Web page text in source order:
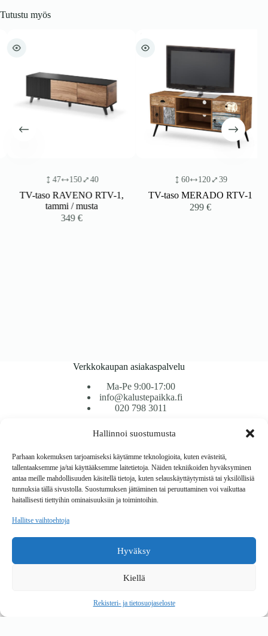
Hallinnoi suostumusta
Parhaan kokemuksen tarjoamiseksi käytämme teknologioita, kuten evästeitä,
tallentaaksemme ja/tai käyttääksemme laitetietoja. Näiden tekniikoiden hyväksyminen
antaa meille mahdollisuuden käsitellä tietoja, kuten selauskäyttäytymistä tai yksilöllisiä
tunnuksia tällä sivustolla. Suostumuksen jättäminen tai peruuttaminen voi vaikuttaa
haitallisesti tiettyihin ominaisuuksiin ja toimintoihin.
Hallitse vaihtoehtoja
Hyväksy
Kiellä
Rekisteri- ja tietosuojaseloste
Tutustu myös
47 150 40
TV-taso RAVENO RTV-1,
tammi / musta
349€
60 120 39
TV-taso MERADO RTV-1
299€
Verkkokaupan asiakaspalvelu
Ma-Pe 9:00-17:00
info@kalustepaikka.fi
020 798 3011
Tavarantoimitus / Maksutavat
Toimitustavat
Maksutavat
Vaihto ja palautus
Reklamaatiot
Copyright © 2026 Kalustepaikka